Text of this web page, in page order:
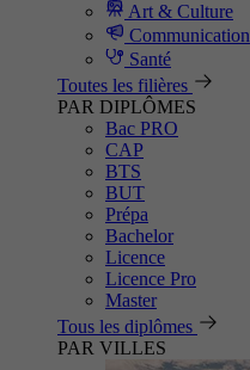
Art & Culture
Communication
Santé
Toutes les filières
PAR DIPLÔMES
Bac PRO
CAP
BTS
BUT
Prépa
Bachelor
Licence
Licence Pro
Master
Tous les diplômes
PAR VILLES